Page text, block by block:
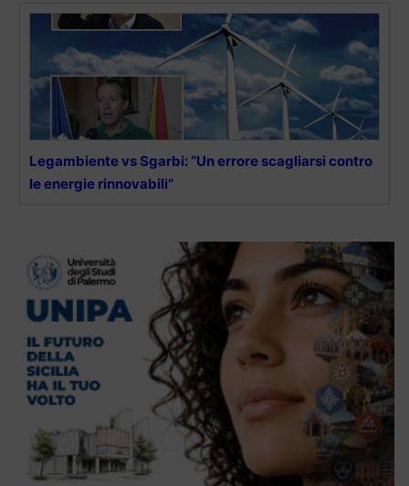
Legambiente vs Sgarbi: “Un errore scagliarsi contro
le energie rinnovabili”